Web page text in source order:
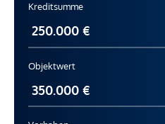
Kreditsumme
Objektwert